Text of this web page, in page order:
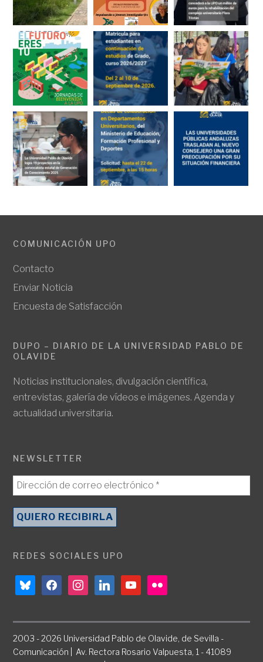
COMUNICACIÓN UPO
Contacto
Enviar Noticia
Encuesta de Satisfacción
DUPO – DIARIO DE LA UNIVERSIDAD PABLO DE
OLAVIDE
Noticias institucionales, divulgación científica,
entrevistas, galería de vídeos e imágenes. Agenda y
actualidad universitaria.
NEWSLETTER
REDES SOCIALES UPO
blueskyfacebookinstagramlinkedinyoutubeflickr
2003 - 2026 Universidad Pablo de Olavide, de Sevilla -
Comunicación | Av. Rectora Rosario Valpuesta, 1 - 41089